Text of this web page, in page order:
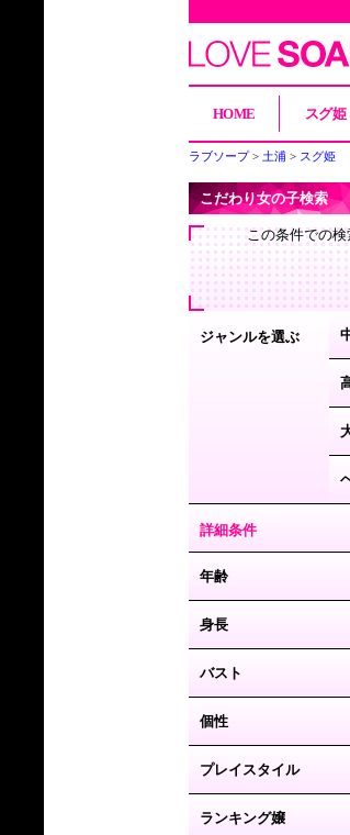
HOME スグ姫
ラブソープ 土浦 スグ姫
こだわり女の子検索
この条件での検
ジャンルを選ぶ
詳細条件
年齢
身長
バスト
個性
プレイスタイル
ランキング嬢